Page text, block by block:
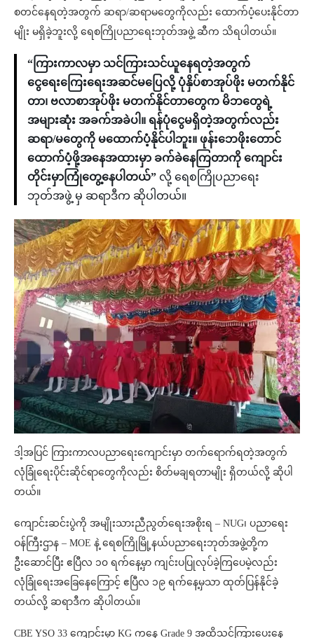
စတင်နေရတဲ့အတွက် ဆရာ/ဆရာမတွေကိုလည်း ထောက်ပံ့ပေးနိုင်တာ
မျိုး မရှိခဲ့ဘူးလို့ ရေစကြိုပညာရေးဘုတ်အဖွဲ့ ဆီက သိရပါတယ်။
“ကြားကာလမှာ သင်ကြားသင်ယူနေရတဲ့အတွက်
ငွေရေးကြေးရေးအဆင်မပြေလို့ ပုံနှိပ်စာအုပ်ဖိုး မတက်နိုင်
တာ၊ ဗလာစာအုပ်ဖိုး မတက်နိုင်တာတွေက မိဘတွေရဲ့
အများဆုံး အခက်အခဲပါ။ ရန်ပုံငွေမရှိတဲ့အတွက်လည်း
ဆရာ/မတွေကို မထောက်ပံ့နိုင်ပါဘူး။ ဖုန်းဘေဖိုးတောင်
ထောက်ပံ့ဖို့အနေအထားမှာ ခက်ခဲနေကြတာကို ကျောင်း
တိုင်းမှာကြုံတွေ့နေပါတယ်” လို့ ရေစကြိုပညာရေး
ဘုတ်အဖွဲ့ မှ ဆရာဒီက ဆိုပါတယ်။
ဒါ့အပြင် ကြားကာလပညာရေးကျောင်းမှာ တက်ရောက်ရတဲ့အတွက်
လုံခြုံရေးပိုင်းဆိုင်ရာတွေကိုလည်း စိတ်မချရတာမျိုး ရှိတယ်လို့ ဆိုပါ
တယ်။
ကျောင်းဆင်းပွဲကို အမျိုးသားညီညွတ်ရေးအစိုးရ – NUG၊ ပညာရေး
ဝန်ကြီးဌာန – MOE နဲ့ ရေစကြိုမြို့နယ်ပညာရေးဘုတ်အဖွဲ့တို့က
ဦးဆောင်ပြီး ဧပြီလ ၁၀ ရက်နေ့မှာ ကျင်းပပြုလုပ်ခဲ့ကြပေမဲ့လည်း
လုံခြုံရေးအခြေနေကြောင့် ဧပြီလ ၁၉ ရက်နေ့မှသာ ထုတ်ပြန်နိုင်ခဲ့
တယ်လို့ ဆရာဒီက ဆိုပါတယ်။
CBE YSO 33 ကျောင်းမှာ KG ကနေ Grade 9 အထိသင်ကြားပေးနေ